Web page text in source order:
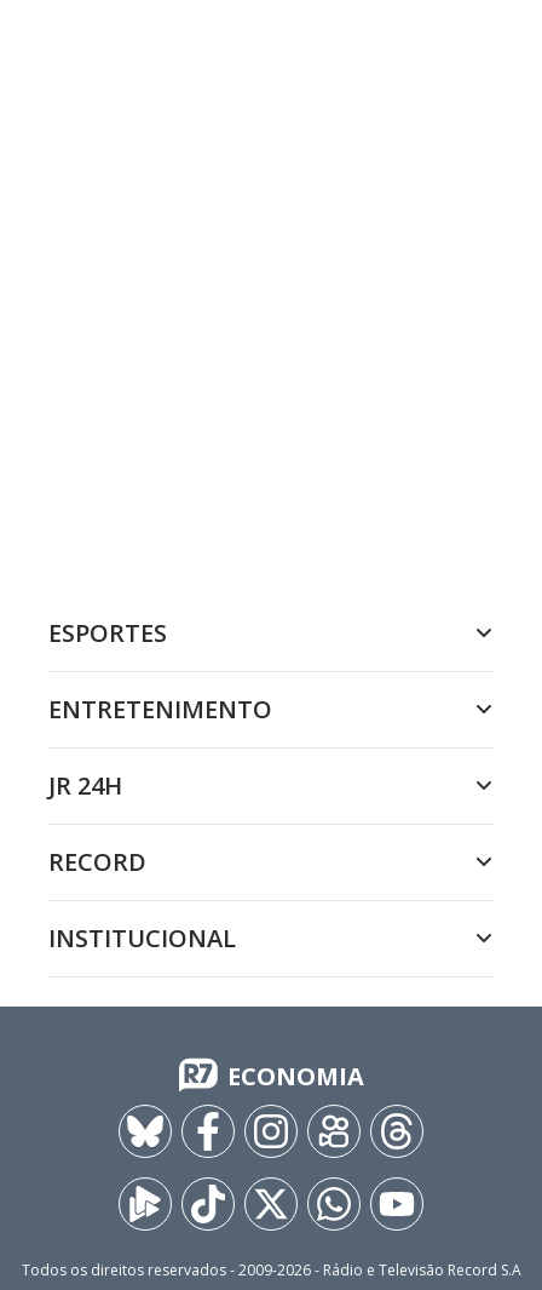
ESPORTES
ENTRETENIMENTO
JR 24H
RECORD
INSTITUCIONAL
ECONOMIA
Todos os direitos reservados - 2009-2026- Rádio e Televisão Record S.A